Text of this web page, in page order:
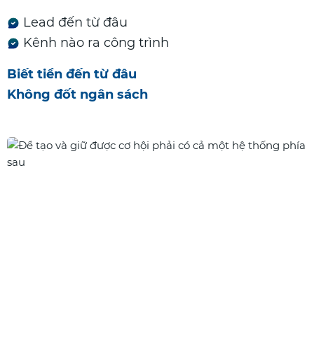
Lead đến từ đâu
Kênh nào ra công trình
Biết tiền đến từ đâu
Không đốt ngân sách